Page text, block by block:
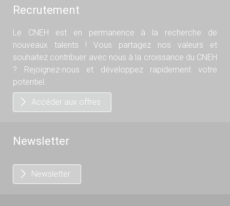
Recrutement
Le CNEH est en permanence à la recherche de
nouveaux talents ! Vous partagez nos valeurs et
souhaitez contribuer avec nous à la croissance du CNEH
? Rejoignez-nous et développez rapidement votre
potentiel.
Accéder aux offres
Newsletter
Newsletter